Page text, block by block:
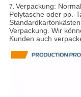
7. Verpackung:
Polytasche oder pp.-
Verpackung. Wir
Kunden auch